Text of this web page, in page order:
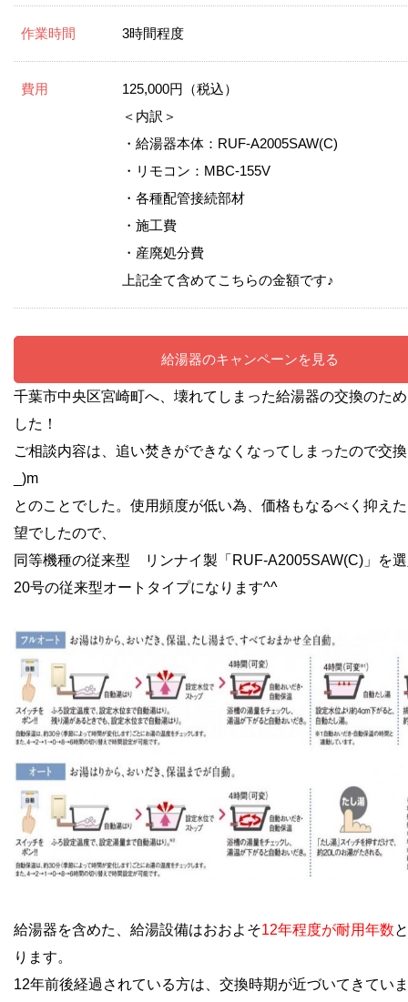
作業時間 3時間程度
費用
125,000円（税込）
＜内訳＞
・給湯器本体：RUF-A2005SAW(C)
・リモコン：MBC-155V
・各種配管接続部材
・施工費
・産廃処分費
上記全て含めてこちらの金額です♪
給湯器のキャンペーンを見る
千葉市中央区宮崎町へ、壊れてしまった給湯器の交換のた
した！
ご相談内容は、追い焚きができなくなってしまったので交
_)m
とのことでした。使用頻度が低い為、価格もなるべく抑え
望でしたので、
同等機種の従来型
リンナイ製「RUF-A2005SAW(C) 」を
20号の従来型オートタイプになります^^
給湯器を含めた、給湯設備はおおよそ12年程度が耐用年数
ります。
12年前後経過されている方は、交換時期が近づいてきてい